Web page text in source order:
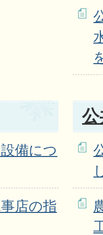
備につ
店の指